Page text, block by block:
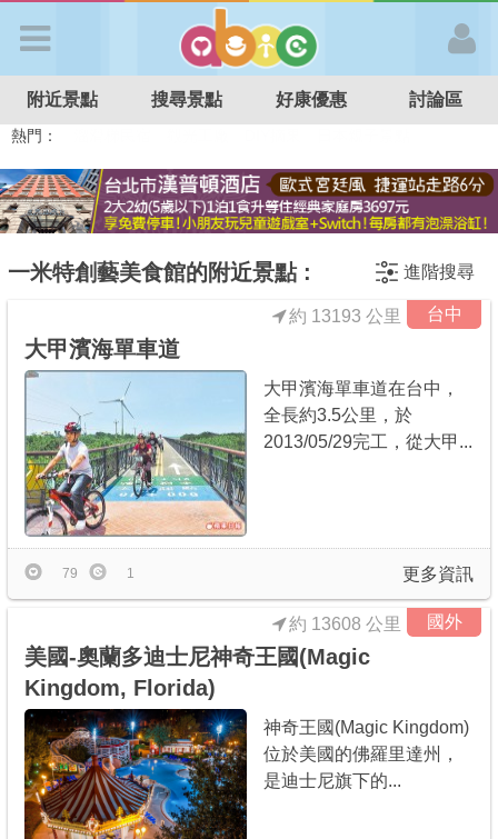
APP登入
首 頁
最新消息
最新留言
商家合作
推薦景點
討論區
聯絡我們
APP下載
附近景點 搜尋景點 好康優惠 討論區
熱門：
一米特創藝美食館的附近景點 : 進階搜尋
台中
約 13193 公里
大甲濱海單車道
大甲濱海單車道在台中，
全長約3.5公里，於
2013/05/29完工，從大甲...
更多資訊
79 1
國外
約 13608 公里
美國-奧蘭多迪士尼神奇王國(Magic
Kingdom, Florida)
神奇王國(Magic Kingdom)
位於美國的佛羅里達州，
是迪士尼旗下的...